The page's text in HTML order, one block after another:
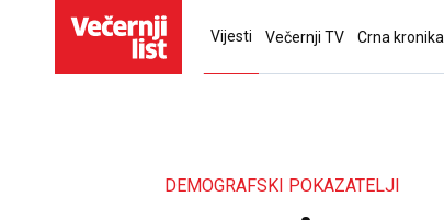
Vijesti Večernji TV Crna kronika
DEMOGRAFSKI POKAZATELJI